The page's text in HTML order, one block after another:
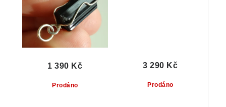
Prodáno
1 390 Kč
Prodáno
3 290 Kč